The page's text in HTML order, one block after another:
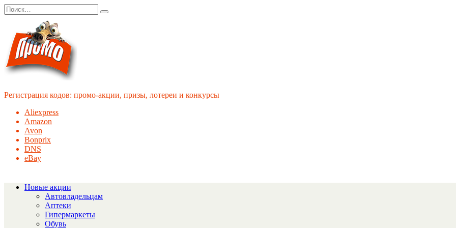
Перейти
к
содержанию
Search
for:
Регистрация кодов: промо-акции, призы, лотереи и конкурсы
Aliexpress
Amazon
Avon
Bonprix
DNS
eBay
Новые акции
Автовладельцам
Аптеки
Гипермаркеты
Обувь